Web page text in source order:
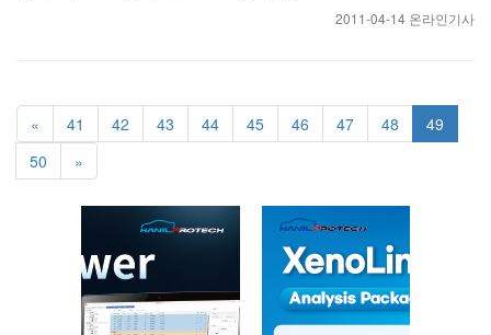
2011-04-14 온라인기사
« 41 42 43 44 45 46 47 48
49
50
»